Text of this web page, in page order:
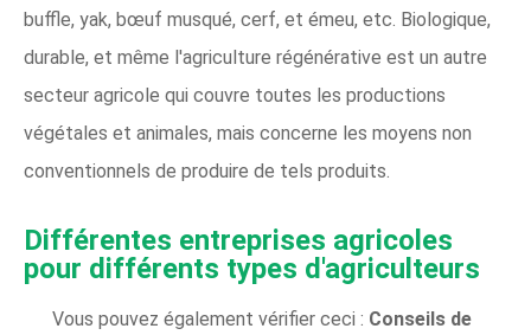
buffle, yak, bœuf musqué, cerf, et émeu, etc. Biologique,
durable, et même l'agriculture régénérative est un autre
secteur agricole qui couvre toutes les productions
végétales et animales, mais concerne les moyens non
conventionnels de produire de tels produits.
Différentes entreprises agricoles
pour différents types d'agriculteurs
Vous pouvez également vérifier ceci : Conseils de